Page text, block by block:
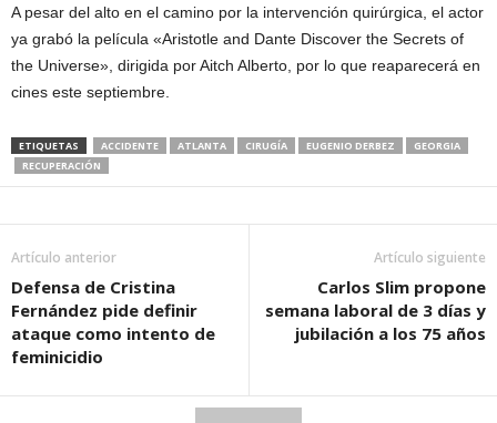
A pesar del alto en el camino por la intervención quirúrgica, el actor
ya grabó la película «Aristotle and Dante Discover the Secrets of
the Universe», dirigida por Aitch Alberto, por lo que reaparecerá en
cines este septiembre.
ETIQUETAS ACCIDENTE ATLANTA CIRUGÍA EUGENIO DERBEZ
GEORGIA
RECUPERACIÓN
Artículo anterior
Defensa de Cristina
Fernández pide definir
ataque como intento de
feminicidio
Artículo siguiente
Carlos Slim propone
semana laboral de 3 días y
jubilación a los 75 años